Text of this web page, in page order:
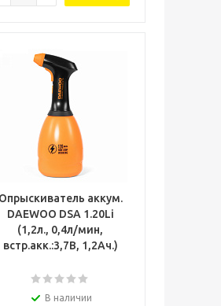
Опрыскиватель аккум.
DAEWOO DSA 1.20Li
(1,2л., 0,4л/мин,
встр.акк.:3,7В, 1,2Ач.)
В наличии